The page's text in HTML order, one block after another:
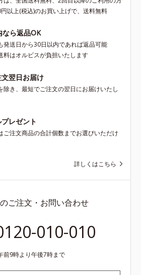
以上(税込)のお買い上げで、送料無料
なら返品OK
発送日から30日以内であれば返品可能
はオルビスが負担いたします
翌日お届け
除き、最短でご注文の翌日にお届けいたし
レゼント
ご注文商品の合計個数までお選びいただけ
詳しくはこちら
ご注文・お問い合わせ
010-010
前9時より午後7時まで